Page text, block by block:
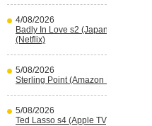
4/08/2026
Badly In Love s2 (Japans) (reality)
(Netflix)
5/08/2026
Sterling Point (Amazon Prime Video)
5/08/2026
Ted Lasso s4 (Apple TV)